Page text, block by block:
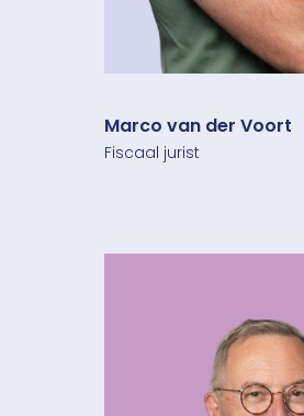
Marco van der Voort
Fiscaal jurist